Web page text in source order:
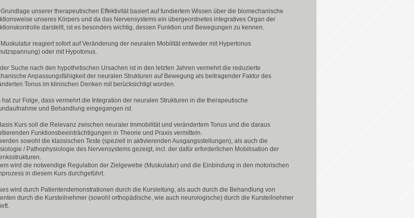
Grundlage unserer therapeutischen Effektivität basiert auf fundiertem Wissen über die biomechanische
unseres Körpers und da das Nervensystems ein übergeordnetes integratives Organ der
darstellt, ist es besonders wichtig, dessen Funktion und Bewegungen zu kennen.
Muskulatur reagiert sofort auf Veränderung der neuralen Mobilität entweder mit Hypertonus
oder mit Hypotonus.
Suche nach den hypothetischen Ursachen ist in den letzten Jahren vermehrt die reduzierte
Anpassungsfähigkeit der neuralen Strukturen auf Bewegung als beitragender Faktor des
Tonus im klinischen Denken mit berücksichtigt worden.
hat zur Folge, dass vermehrt die Integration der neuralen Strukturen in die therapeutische
und Behandlung eingegangen ist.
Kurs soll die Relevanz zwischen neuraler Immobilität und verändertem Tonus und die daraus
Funktionsbeeinträchtigungen in Theorie und Praxis vermitteln.
sowohl die klassischen Teste (speziell in aktivierenden Ausgangsstellungen), als auch die
/ Pathophysiologie des Nervensystems gezeigt, incl. der dafür erforderlichen Mobilisation der
wird die notwendige Regulation der Zielgewebe (Muskulatur) und die Einbindung in den motorischen
in diesem Kurs durchgeführt.
wird durch Patientendemonstrationen durch die Kursleitung, als auch durch die Behandlung von
durch die Kursteilnehmer (sowohl orthopädische, wie auch neurologische) durch die Kursteilnehmer